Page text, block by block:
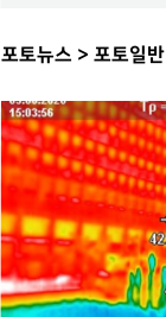
포토뉴스> 포토일반